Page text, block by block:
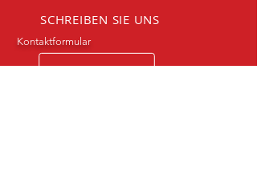
SCHREIBEN SIE UNS
Kontaktformular